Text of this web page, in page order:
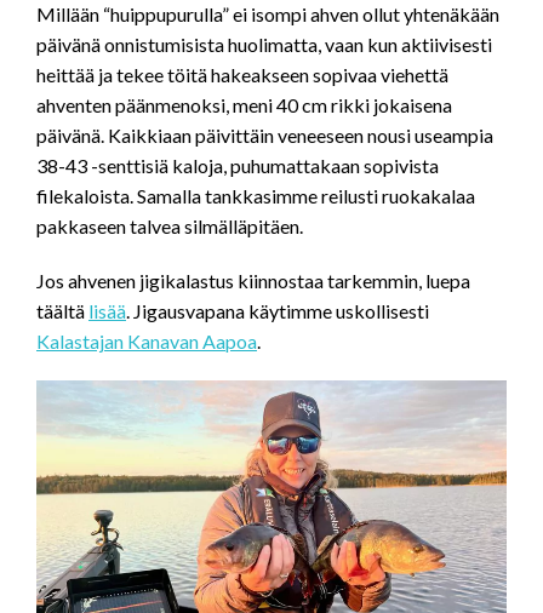
Millään “huippupurulla” ei isompi ahven ollut yhtenäkään
päivänä onnistumisista huolimatta, vaan kun aktiivisesti
heittää ja tekee töitä hakeakseen sopivaa viehettä
ahventen päänmenoksi, meni 40 cm rikki jokaisena
päivänä. Kaikkiaan päivittäin veneeseen nousi useampia
38-43 -senttisiä kaloja, puhumattakaan sopivista
filekaloista. Samalla tankkasimme reilusti ruokakalaa
pakkaseen talvea silmälläpitäen.
Jos ahvenen jigikalastus kiinnostaa tarkemmin, luepa
täältä lisää . Jigausvapana käytimme uskollisesti
Kalastajan Kanavan Aapoa